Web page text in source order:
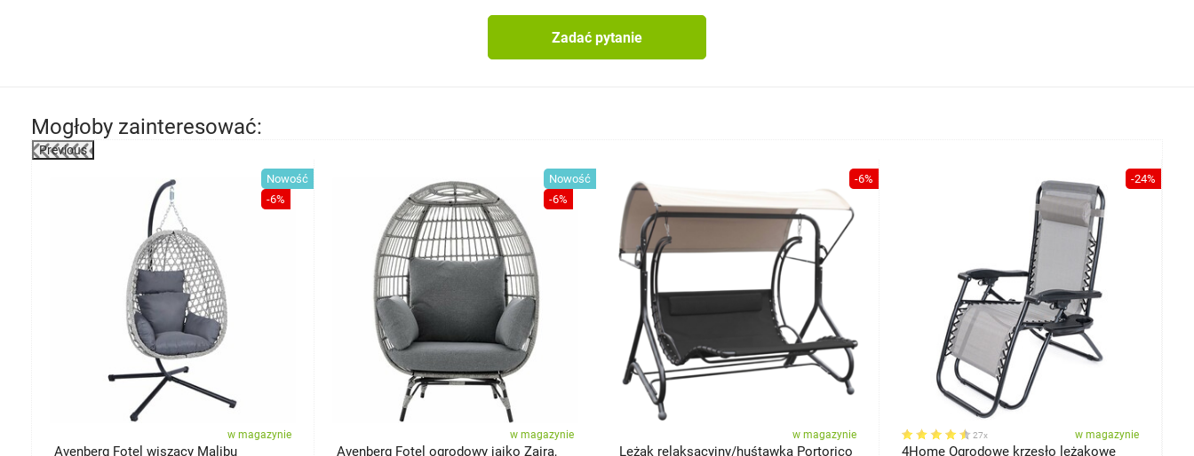
Zadać pytanie
Mogłoby zainteresować:
Previous
Nowość
-6%
w magazynie
Avenberg Fotel wiszący Malibu
Nowość
-6%
w magazynie
Avenberg Fotel ogrodowy jajko Zaira,
-6%
w magazynie
Leżak relaksacyjny/huśtawka Portorico
-24%
27x w magazynie
4Home Ogrodowe krzesło leżakowe